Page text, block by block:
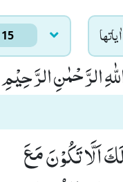
15 اٰياتها
الرَّحْمٰنِ الرَّحِیْمِ
اَلَّا تَكُوْنَ مَعَ